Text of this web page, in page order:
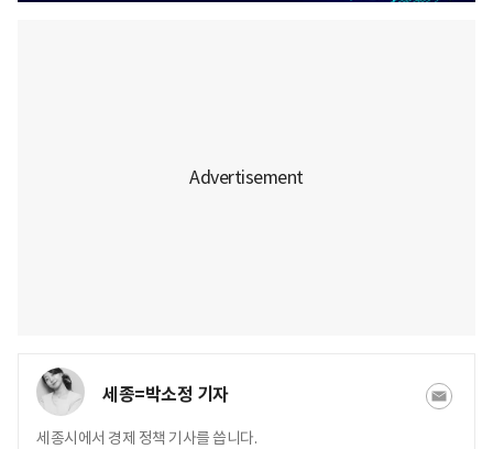
세종=박소정 기자
세종시에서 경제 정책 기사를 씁니다.